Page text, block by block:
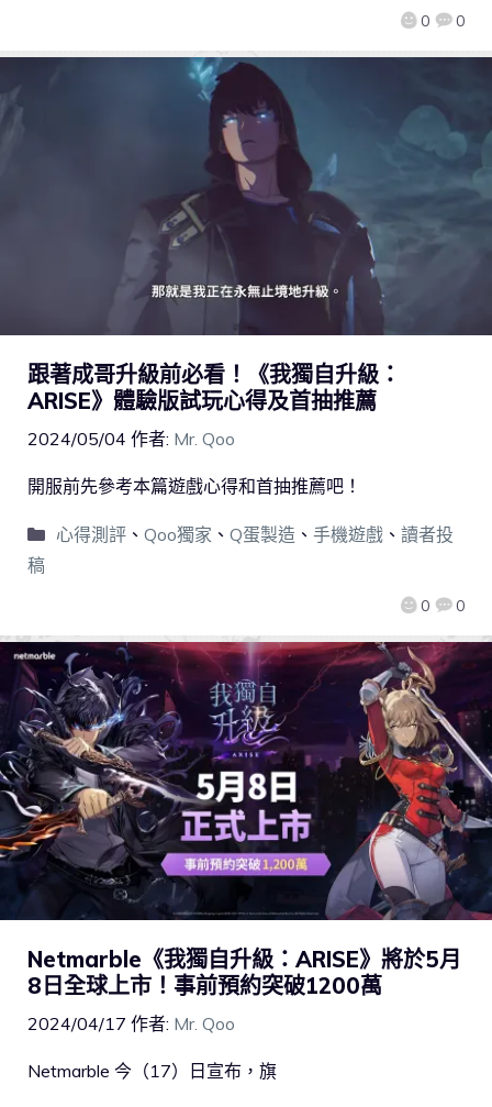
0 0
跟著成哥升級前必看！《我獨自升級：
ARISE》體驗版試玩心得及首抽推薦
2024/05/04 作者: Mr. Qoo
0 0
開服前先參考本篇遊戲心得和首抽推薦吧！
心得測評、 Qoo獨家 、 Q蛋製造 、 手機遊戲、 讀者投
稿
Netmarble《我獨自升級：ARISE》將於5月
8日全球上市！事前預約突破1200萬
2024/04/17 作者: Mr. Qoo
Netmarble 今（17）日宣布，旗